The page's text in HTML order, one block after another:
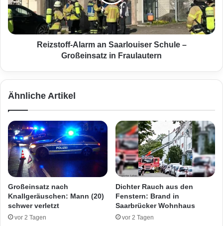
i
n
L
u
f
a
s
t
5
C
e
t
t
o
f
f
m
S
a
a
r
l
u
Reizstoff-Alarm an Saarlouiser Schule –
Großeinsatz in Fraulautern
Ähnliche Artikel
Großeinsatz nach
Knallgeräuschen: Mann (20)
schwer verletzt
vor 2 Tagen
Dichter Rauch aus den
Fenstern: Brand in
Saarbrücker Wohnhaus
vor 2 Tagen